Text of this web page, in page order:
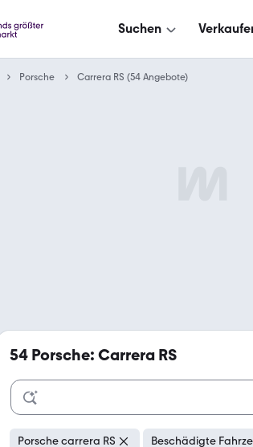
Suchen
Porsche Carrera RS (54 Angebote)
54 Porsche: Carrera RS
Porsche carrera RS Beschädigte